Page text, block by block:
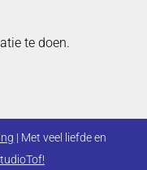
te doen.
| Met veel liefde en